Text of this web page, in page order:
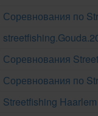
Соревнования по
Соревнования
Соревнования по
Streetfishing Haarlem